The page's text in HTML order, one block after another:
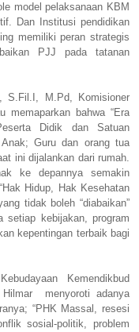
model pelaksanaan KBM
Dan Institusi pendidikan
memiliki peran strategis
PJJ pada tatanan
S.Fil.I, M.Pd, Komisioner
memaparkan bahwa “Era
Didik dan Satuan
Anak; Guru dan orang tua
ini dijalankan dari rumah.
ke depannya semakin
Hidup, Hak Kesehatan
tidak boleh “diabaikan”
setiap kebijakan, program
kepentingan terbaik bagi
Kemendikbud
Hilmar menyoroti adanya
“PHK Massal, resesi
sosial-politik, problem